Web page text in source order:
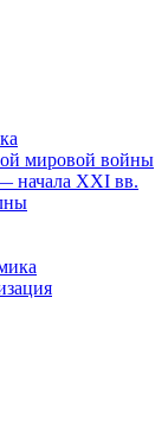
мировой войны
начала XXI вв.